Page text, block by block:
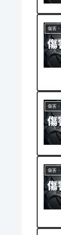
傷害
傷害
傷害